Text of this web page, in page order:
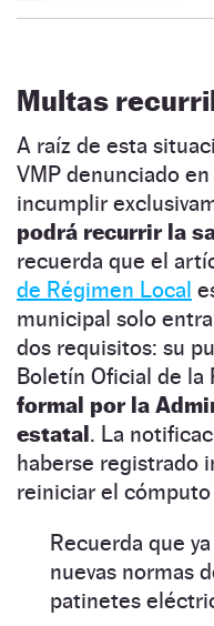
Multas
A raíz de esta
VMP denunciado
incumplir
podrá recurrir la
recuerda que el
de Régimen Local
municipal solo
dos requisitos: su
Boletín Oficial de la
formal por la
estatal. La
haberse registrado
reiniciar el
Recuerda que
nuevas normas
patinetes